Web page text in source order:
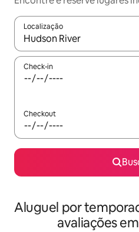
Localização
Quando os resultados
Check-in
Checkout
Aluguel por
avaliações